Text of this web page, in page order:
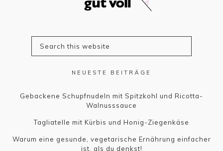
NEUESTE BEITRÄGE
Gebackene Schupfnudeln mit Spitzkohl und Ricotta-
Walnusssauce
Tagliatelle mit Kürbis und Honig-Ziegenkäse
Warum eine gesunde, vegetarische Ernährung einfacher
ist, als du denkst!